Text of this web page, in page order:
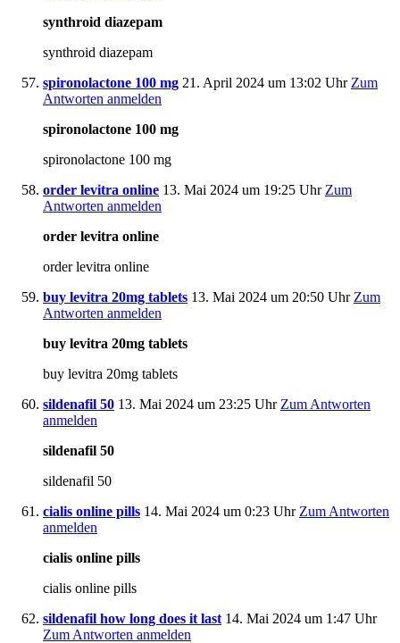
synthroid diazepam
synthroid diazepam
spironolactone 100 mg 21. April 2024 um 13:02 Uhr Zum
Antworten anmelden
spironolactone 100 mg
spironolactone 100 mg
order levitra online 13. Mai 2024 um 19:25 Uhr Zum
Antworten anmelden
order levitra online
order levitra online
buy levitra 20mg tablets 13. Mai 2024 um 20:50 Uhr Zum
Antworten anmelden
buy levitra 20mg tablets
buy levitra 20mg tablets
sildenafil 50 13. Mai 2024 um 23:25 Uhr Zum Antworten
anmelden
sildenafil 50
sildenafil 50
cialis online pills 14. Mai 2024 um 0:23 Uhr Zum Antworten
anmelden
cialis online pills
cialis online pills
sildenafil how long does it last 14. Mai 2024 um 1:47 Uhr
Zum Antworten anmelden